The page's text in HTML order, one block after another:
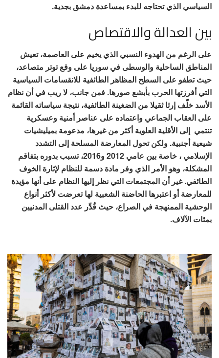
السياسي الذي تحتاجه للبدء بمساعدة دمشق بجدية.
بين العدالة والاقتصاص
على الرغم من الهدوء النسبي الذي يخيم على العاصمة، تعيش
المناطق الساحلية والوسطى في سوريا على وقع توتر متصاعد،
حيث تطفو على السطح المظاهر الطائفية للانقسامات السياسية
التي أفرزتها الحرب بأبشع صورها. فمن جانب، لا ريب في أن نظام
الأسد خلّف إرثا ثقيلا من الضغينة الطائفية، نتيجة سياساته القائمة
على العقاب الجماعي واعتماده على عناصر أمنية وعسكرية
تنتمي إلى الأقلية العلوية أكثر من غيرها، مدعومة بميليشيات
شيعية أجنبية. ولكن تحول المعارضة المسلحة إلى التشدد
الإسلامي ، خاصة بين عامي 2012 و2016، تسبب بدوره بتفاقم
المشكلة، وهو الأمر الذي وفر مادة دسمة للنظام لإثارة الخوف
الطائفي. غير أن المجتمعات التي نظر إليها النظام على أنها مؤيدة
للمعارضة أو اعتبرها الحاضنة الشعبية لها تعرضت لأكثر أنواع
الوحشية الممنهجة في الصراع، حيث قُدِّر عدد القتلى المدنيين
بمئات الآلاف.